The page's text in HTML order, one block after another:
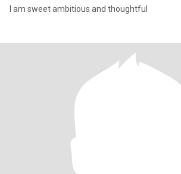
I am sweet ambitious and thoughtful